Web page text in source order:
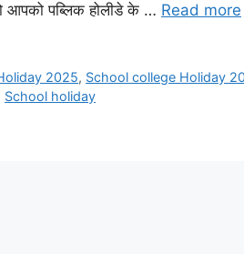
आपको पब्लिक होलीडे के … Read more
2025, School college Holiday
School holiday